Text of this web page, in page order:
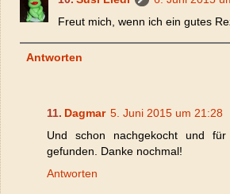
Freut mich, wenn ich ein gutes
Antworten
Dagmar 5. Juni 2015 um 21:28
Und schon nachgekocht und für
gefunden. Danke nochmal!
Antworten